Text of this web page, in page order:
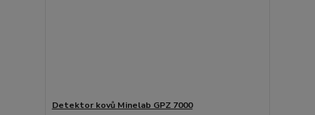
Detektor kovů Minelab GPZ 7000